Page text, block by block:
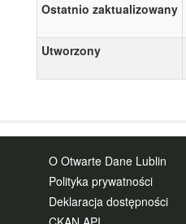
Ostatnio zaktualizowany
Utworzony
O Otwarte Dane Lublin
Polityka prywatności
Deklaracja dostępności